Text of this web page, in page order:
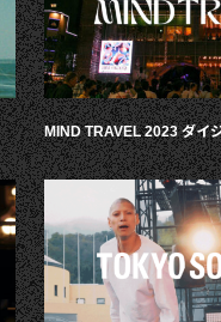
MIND TRAVEL 2023 ダイ